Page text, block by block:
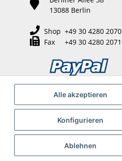
Alle akzeptieren
Konfigurieren
Ablehnen
13088 Berlin
Shop +49 30 4280 2070
Fax +49 30 4280 2071